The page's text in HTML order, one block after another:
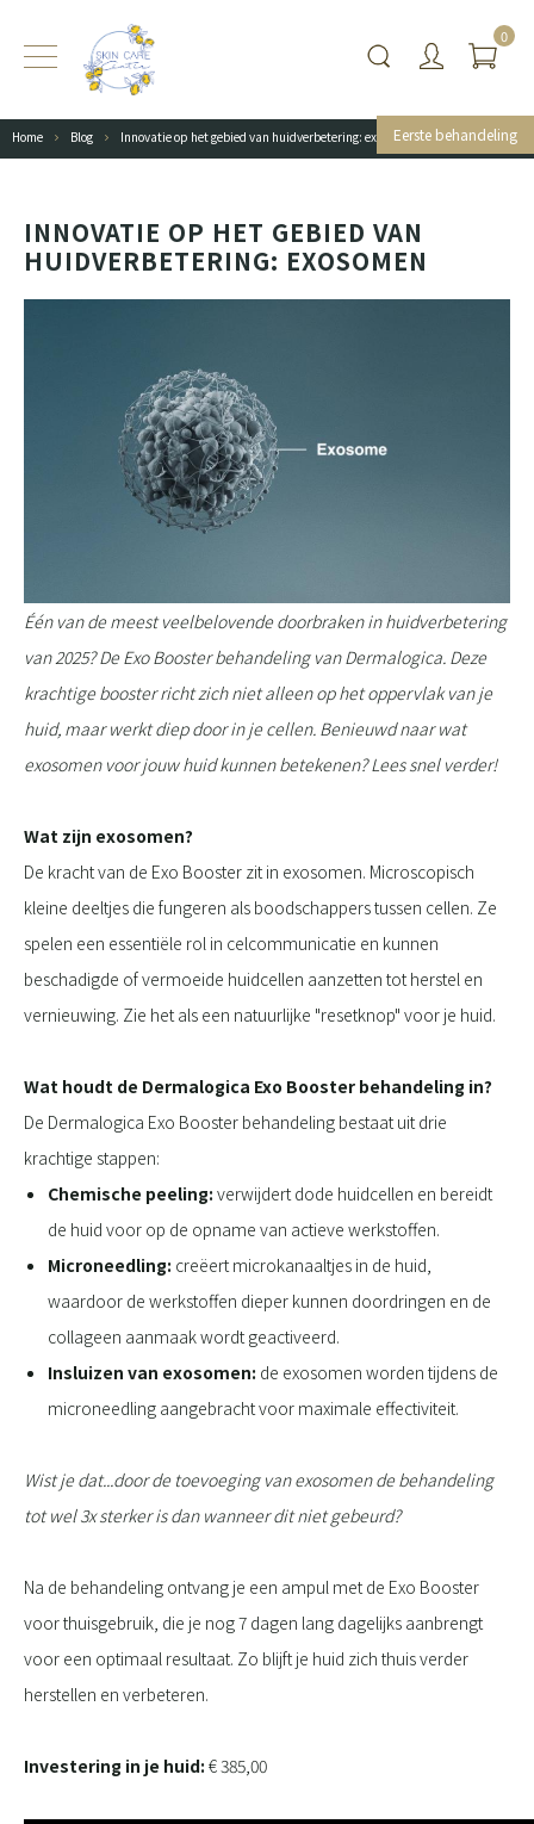
Eerste behandeling
0
Home Blog Innovatie op het gebied van huidverbetering: exosomen
INNOVATIE OP HET GEBIED VAN
HUIDVERBETERING: EXOSOMEN
Één van de meest veelbelovende doorbraken in huidverbetering
van 2025? De Exo Booster behandeling van Dermalogica. Deze
krachtige booster richt zich niet alleen op het oppervlak van je
huid, maar werkt diep door in je cellen. Benieuwd naar wat
exosomen voor jouw huid kunnen betekenen? Lees snel verder!
Wat zijn exosomen?
De kracht van de Exo Booster zit in exosomen. Microscopisch
kleine deeltjes die fungeren als boodschappers tussen cellen. Ze
spelen een essentiële rol in celcommunicatie en kunnen
beschadigde of vermoeide huidcellen aanzetten tot herstel en
vernieuwing. Zie het als een natuurlijke "resetknop" voor je huid.
Wat houdt de Dermalogica Exo Booster behandeling in?
De Dermalogica Exo Booster behandeling bestaat uit drie
krachtige stappen:
Chemische peeling: verwijdert dode huidcellen en bereidt
de huid voor op de opname van actieve werkstoffen.
Microneedling: creëert microkanaaltjes in de huid,
waardoor de werkstoffen dieper kunnen doordringen en de
collageen aanmaak wordt geactiveerd.
Insluizen van exosomen: de exosomen worden tijdens de
microneedling aangebracht voor maximale effectiviteit.
Wist je dat...door de toevoeging van exosomen de behandeling
tot wel 3x sterker is dan wanneer dit niet gebeurd?
Na de behandeling ontvang je een ampul met de Exo Booster
voor thuisgebruik, die je nog 7 dagen lang dagelijks aanbrengt
voor een optimaal resultaat. Zo blijft je huid zich thuis verder
herstellen en verbeteren.
Investering in je huid: € 385,00